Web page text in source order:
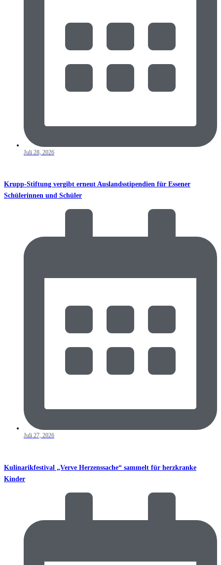
Juli 28, 2026
Krupp-Stiftung vergibt erneut Auslandsstipendien für Essener
Schülerinnen und Schüler
Juli 27, 2026
Kulinarikfestival „Verve Herzenssache“ sammelt für herzkranke
Kinder